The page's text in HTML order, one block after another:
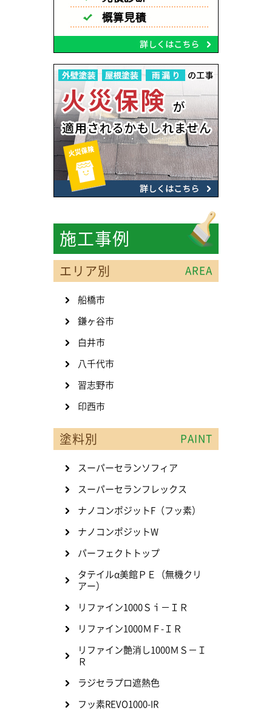
施工事例
エリア別 AREA
船橋市
鎌ヶ谷市
白井市
八千代市
習志野市
印西市
塗料別 PAINT
スーパーセランソフィア
スーパーセランフレックス
ナノコンポジットF（フッ素）
ナノコンポジットW
パーフェクトトップ
タテイルα美館ＰＥ（無機クリ
アー）
リファイン1000Ｓｉ－ＩＲ
リファイン1000ＭＦ-ＩＲ
リファイン艶消し1000ＭＳ－Ｉ
Ｒ
ラジセラプロ遮熱色
フッ素REVO1000-IR